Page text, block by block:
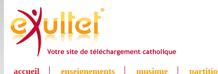
accueil enseignements musique